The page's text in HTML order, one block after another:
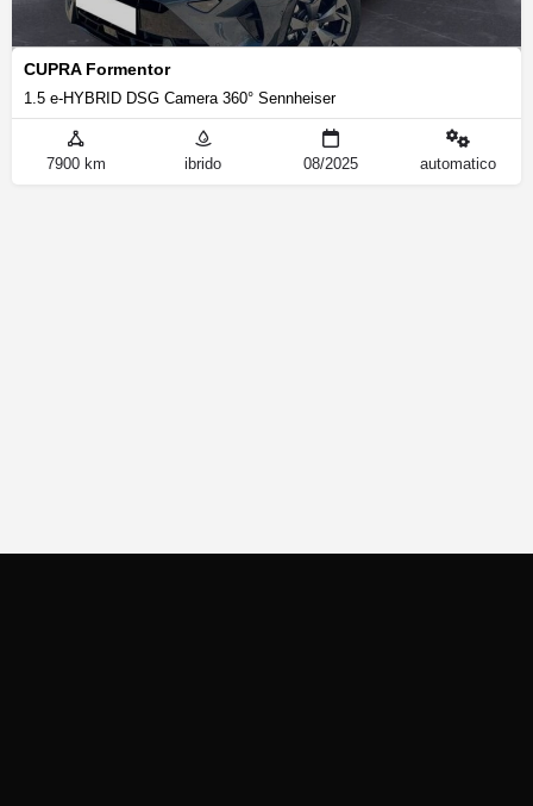
CUPRA Formentor
1.5 e-HYBRID DSG Camera 360° Sennheiser
7900 km ibrido 08/2025 automatico